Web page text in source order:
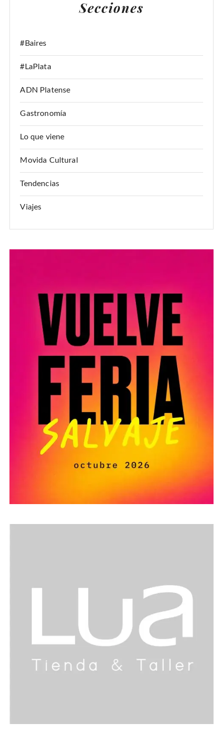
Secciones
#Baires
#LaPlata
ADN Platense
Gastronomía
Lo que viene
Movida Cultural
Tendencias
Viajes